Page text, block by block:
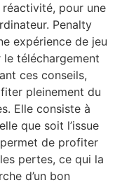
pour une
Penalty
expérience de jeu
téléchargement
ces conseils,
pleinement du
Elle consiste à
que soit l’issue
de profiter
pertes, ce qui la
d’un bon